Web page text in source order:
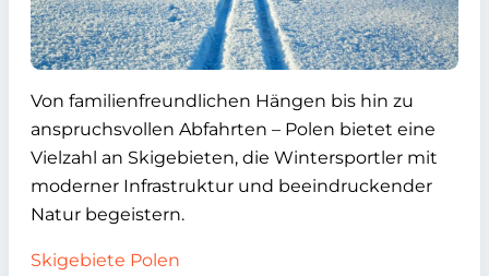
Von familienfreundlichen Hängen bis hin zu
anspruchsvollen Abfahrten – Polen bietet eine
Vielzahl an Skigebieten, die Wintersportler mit
moderner Infrastruktur und beeindruckender
Natur begeistern.
Skigebiete Polen